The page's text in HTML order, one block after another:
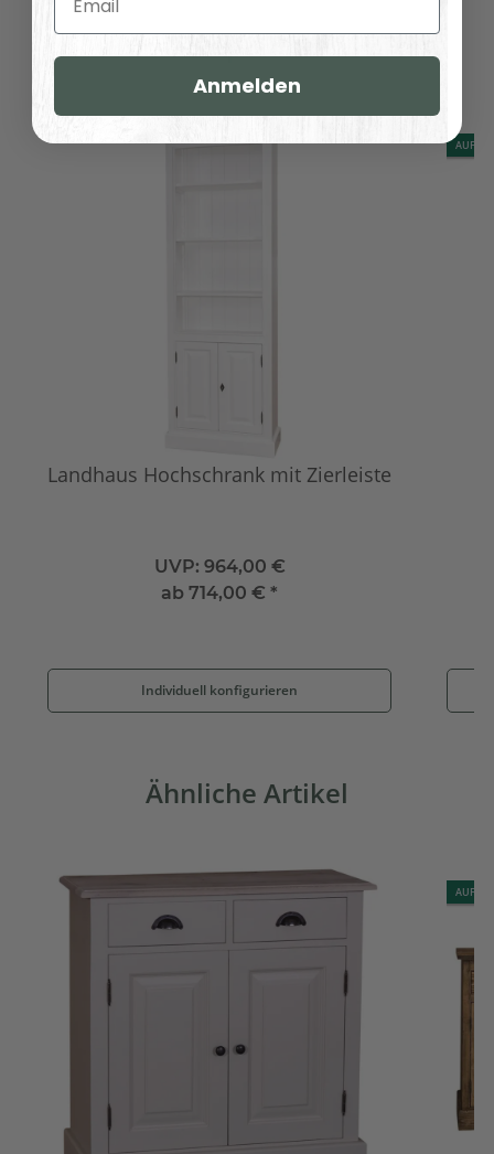
Dazu empfehlen wir:
Landhaus Hochschrank mit Zierleiste
UVP: 964,00 €
ab714,00 € *
Individuell konfigurieren
AUF
Ähnliche Artikel
AUF
Anmelden